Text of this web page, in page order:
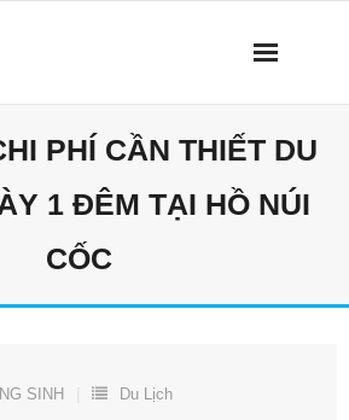
PHÍ CẦN THIẾT DU
1 ĐÊM TẠI HỒ NÚI
CỐC
SINH Du Lịch